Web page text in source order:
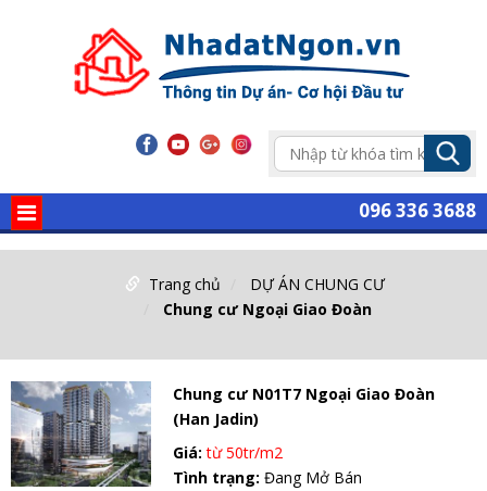
096 336 3688
Trang chủ
DỰ ÁN CHUNG CƯ
Chung cư Ngoại Giao Đoàn
Chung cư N01T7 Ngoại Giao Đoàn
(Han Jadin)
Giá:từ 50tr/m2
Tình trạng:Đang Mở Bán